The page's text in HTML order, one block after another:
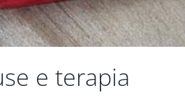
e terapia